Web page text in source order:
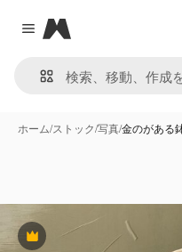
Close menu
Magnific
ホーム/ストック/写真/金のがある
Premium